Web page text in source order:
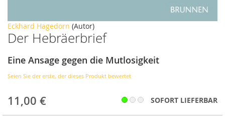
Eckhard Hagedorn (Autor)
Der Hebräerbrief
Eine Ansage gegen die Mutlosigkeit
Seien Sie der erste, der dieses Produkt bewertet
11,00 € SOFORT LIEFERBAR
Zum
Anfang
der
Bildergalerie
springen